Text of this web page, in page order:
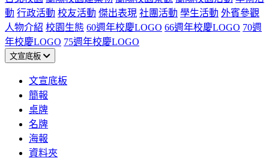
動 行政活動 校友活動 傑出表現 社團活動 學生活動 外賓參觀
人物介紹 校園生態 60週年校慶LOGO 66週年校慶LOGO 70週
年校慶LOGO 75週年校慶LOGO
文宣底板
文宣底板
簡報
桌牌
名牌
海報
資料夾